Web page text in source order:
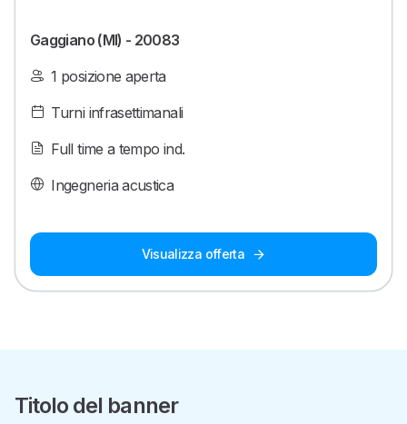
Gaggiano (MI) - 20083
1 posizione aperta
Turni infrasettimanali
Full time a tempo ind.
Ingegneria acustica
Visualizza offerta
Titolo del banner